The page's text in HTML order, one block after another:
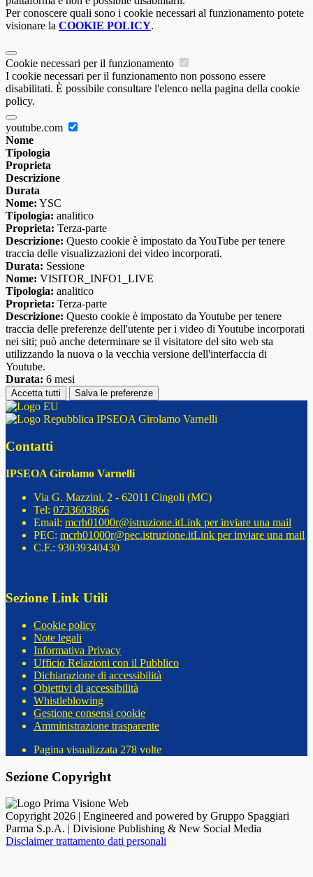
Per conoscere quali sono i cookie necessari al funzionamento potete
visionare la COOKIE POLICY.
Cookie necessari per il funzionamento
I cookie necessari per il funzionamento non possono essere
disabilitati. È possibile consultare l'elenco nella pagina della cookie
policy.
youtube.com
Nome
Tipologia
Proprieta
Descrizione
Durata
Nome: YSC
Tipologia: analitico
Proprieta: Terza-parte
Descrizione: Questo cookie è impostato da YouTube per tenere
traccia delle visualizzazioni dei video incorporati.
Durata: Sessione
Nome: VISITOR_INFO1_LIVE
Tipologia: analitico
Proprieta: Terza-parte
Descrizione: Questo cookie è impostato da Youtube per tenere
traccia delle preferenze dell'utente per i video di Youtube incorporati
nei siti; può anche determinare se il visitatore del sito web sta
utilizzando la nuova o la vecchia versione dell'interfaccia di
Youtube.
Durata: 6 mesi
Accetta tutti Salva le preferenze
IPSEOA Girolamo Varnelli
Contatti
IPSEOA Girolamo Varnelli
Via G. Mazzini, 2 - 62011 Cingoli (MC)
Tel: 0733603866
Email: mcrh01000r@istruzione.itLink per inviare una mail
PEC: mcrh01000r@pec.istruzione.itLink per inviare una mail
C.F.: 93039340430
Sezione Link Utili
Cookie policy
Note legali
Informativa Privacy
Ufficio Relazioni con il Pubblico
Dichiarazione di accessibilità
Obiettivi di accessibilità
Whistleblowing
Gestione consensi cookie
Amministrazione trasparente
Pagina visualizzata 278 volte
Sezione Copyright
Copyright 2026 | Engineered and powered by Gruppo Spaggiari
Parma S.p.A. | Divisione Publishing & New Social Media
Disclaimer trattamento dati personali